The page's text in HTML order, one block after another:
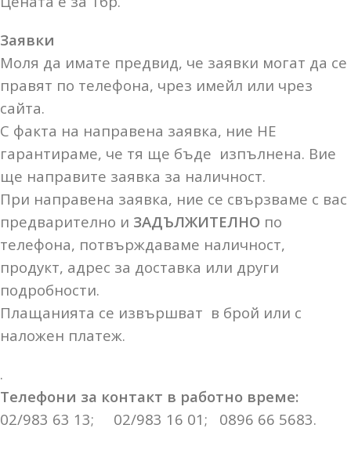
Заявки
Моля да имате предвид, че заявки могат да се
правят по телефона, чрез имейл или чрез
сайта.
С факта на направена заявка, ние НЕ
гарантираме, че тя ще бъде изпълнена. Вие
ще направите заявка за наличност.
При направена заявка, ние се свързваме с вас
предварително и ЗАДЪЛЖИТЕЛНО по
телефона, потвърждаваме наличност,
продукт, адрес за доставка или други
подробности.
Плащанията се извършват в брой или с
наложен платеж.
.
Телефони за контакт в работно време:
02/983 63 13; 02/983 16 01; 0896 66 5683.